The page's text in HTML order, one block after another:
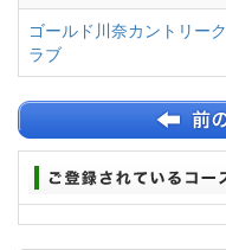
ゴールド川奈カントリーク
ラブ